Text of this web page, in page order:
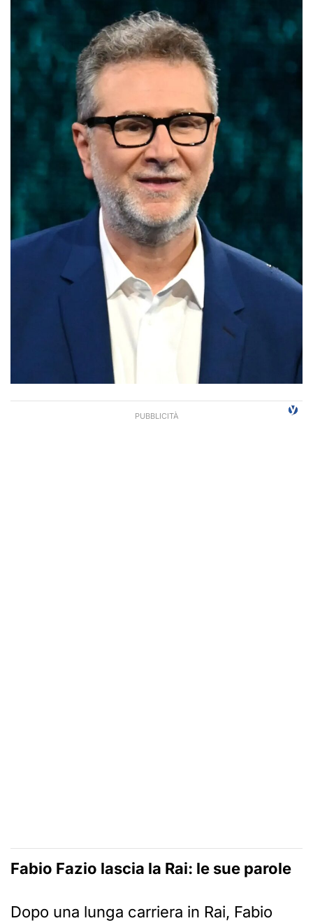
Fabio Fazio lascia la Rai: le sue parole
Dopo una lunga carriera in Rai, Fabio